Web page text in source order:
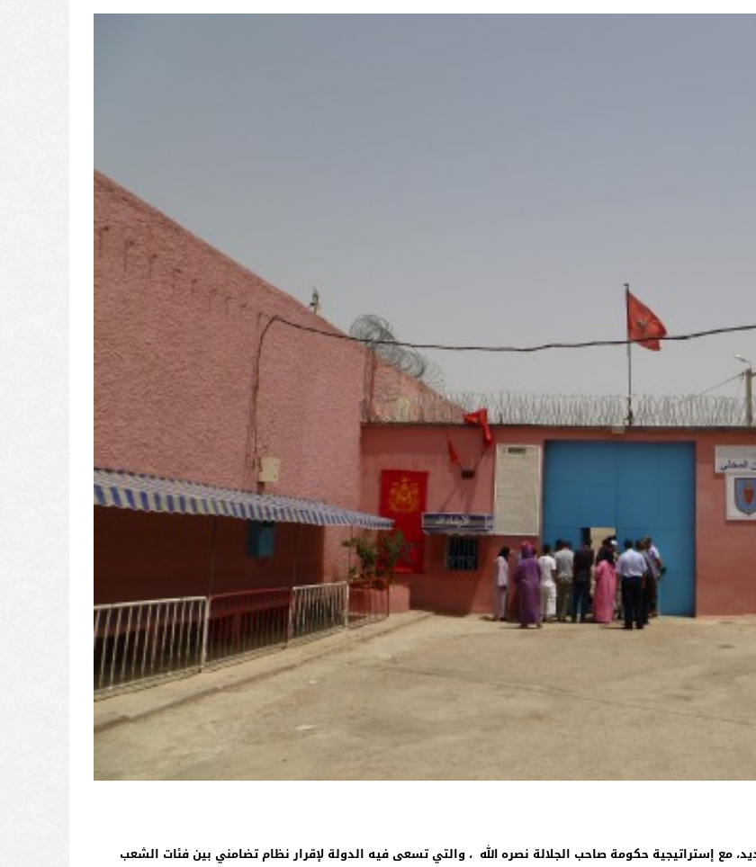
مع إستراتيجية حكومة صاحب الجلالة نصره الله ، والتي تسعى فيه الدولة لإقرار نظام تضامني بين فئات الشعب